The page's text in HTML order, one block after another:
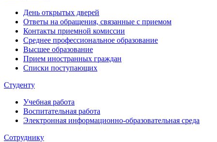
День открытых дверей
Ответы на обращения, связанные с приемом
Контакты приемной комиссии
Среднее профессиональное образование
Высшее образование
Прием иностранных граждан
Списки поступающих
Студенту
Учебная работа
Воспитательная работа
Электронная информационно-образовательная среда
Сотруднику